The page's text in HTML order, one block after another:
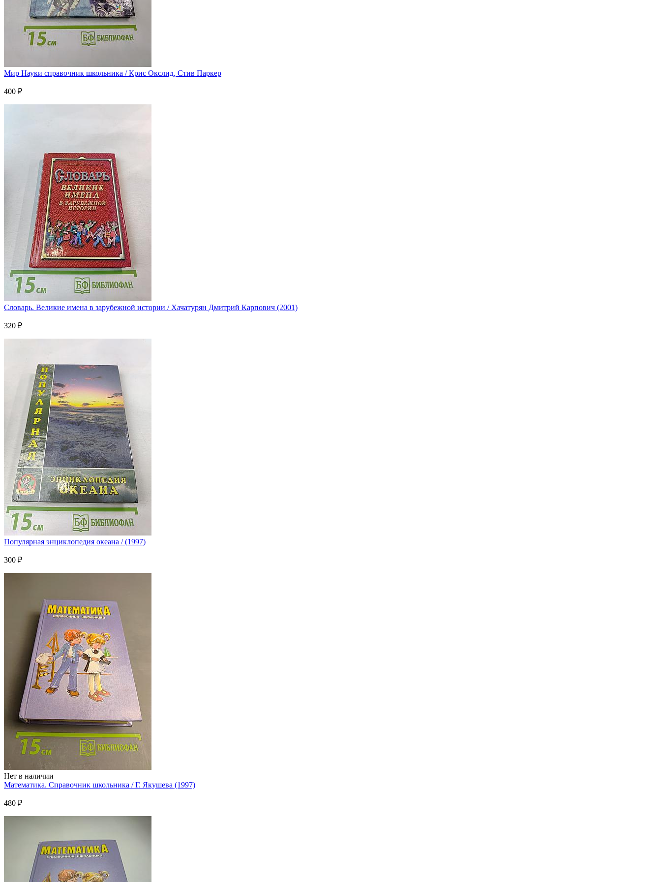
Мир Науки справочник школьника / Крис Окслид, Стив Паркер
400 ₽
Словарь. Великие имена в зарубежной истории / Хачатурян Дмитрий Карпович (2001)
320 ₽
Популярная энциклопедия океана / (1997)
300 ₽
Нет в наличии
Математика. Справочник школьника / Г. Якушева (1997)
480 ₽